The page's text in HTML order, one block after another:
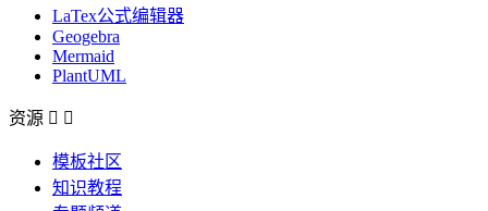
LaTex公式编辑器
Geogebra
Mermaid
PlantUML
资源  
模板社区
知识教程